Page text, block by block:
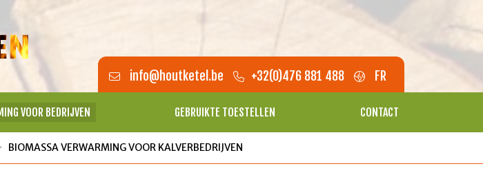
info@houtketel.be +32(0)476 881 488 FR
VOOR BEDRIJVEN GEBRUIKTE TOESTELLEN CONTACT
BIOMASSA VERWARMING VOOR KALVERBEDRIJVEN